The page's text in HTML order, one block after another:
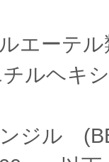
エーテ
チルヘ
ンジル